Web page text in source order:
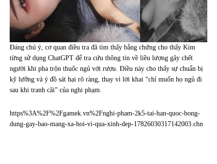
Đáng chú ý, cơ quan điều tra đã tìm thấy bằng chứng cho thấy Kim
từng sử dụng ChatGPT để tra cứu thông tin về liều lượng gây chết
người khi pha trộn thuốc ngủ với rượu. Điều này cho thấy sự chuẩn bị
kỹ lưỡng và ý đồ sát hại rõ ràng, thay vì lời khai “chỉ muốn họ ngủ đi
sau khi tranh cãi” của nghi phạm.
https%3A%2F%2Fgamek.vn%2Fnghi-pham-2k5-tai-han-quoc-bong-
dung-gay-bao-mang-xa-hoi-vi-qua-xinh-dep-17826030317142003.chn